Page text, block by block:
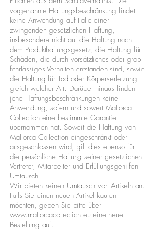
vorgenannte Haftungsbeschränkung findet
keine Anwendung auf Fälle einer
zwingenden gesetzlichen Haftung,
insbesondere nicht auf die Haftung nach
dem Produkthaftungsgesetz, die Haftung für
Schäden, die durch vorsätzliches oder grob
fahrlässiges Verhalten entstanden sind, sowie
die Haftung für Tod oder Körperverletzung
gleich welcher Art. Darüber hinaus finden
jene Haftungsbeschränkungen keine
Anwendung, sofern und soweit Mallorca
Collection eine bestimmte Garantie
übernommen hat. Soweit die Haftung von
Mallorca Collection eingeschränkt oder
ausgeschlossen wird, gilt dies ebenso für
die persönliche Haftung seiner gesetzlichen
Vertreter, Mitarbeiter und Erfüllungsgehilfen.
Umtausch
Wir bieten keinen Umtausch von Artikeln an.
Falls Sie einen neuen Artikel kaufen
möchten, geben Sie bitte über
www.mallorcacollection.eu eine neue
Bestellung auf.